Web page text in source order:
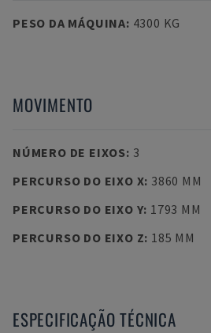
PESO DA MÁQUINA: 4300 KG
MOVIMENTO
NÚMERO DE EIXOS: 3
PERCURSO DO EIXO X: 3860 MM
PERCURSO DO EIXO Y: 1793 MM
PERCURSO DO EIXO Z: 185 MM
ESPECIFICAÇÃO TÉCNICA